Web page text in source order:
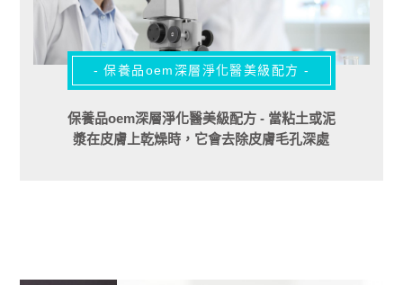
- 保養品oem深層淨化醫美級配方 -
保養品oem深層淨化醫美級配方 - 當粘土或泥
漿在皮膚上乾燥時，它會去除皮膚毛孔深處